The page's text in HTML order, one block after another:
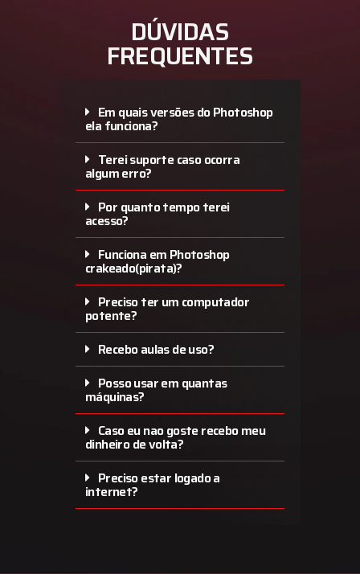
DÚVIDAS
FREQUENTES
Em quais versões do Photoshop
ela funciona?
Terei suporte caso ocorra
algum erro?
Por quanto tempo terei
acesso?
Funciona em Photoshop
crakeado(pirata)?
Preciso ter um computador
potente?
Recebo aulas de uso?
Posso usar em quantas
máquinas?
Caso eu nao goste recebo meu
dinheiro de volta?
Preciso estar logado a
internet?